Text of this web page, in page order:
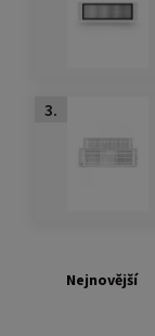
3.
Nejnovější